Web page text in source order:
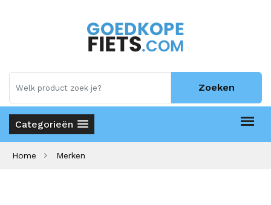
Zoeken
Categorieën
Home Merken